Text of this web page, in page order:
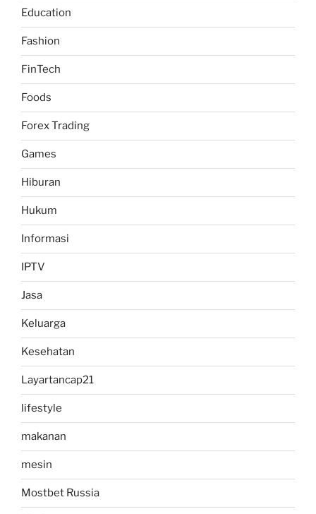
Education
Fashion
FinTech
Foods
Forex Trading
Games
Hiburan
Hukum
Informasi
IPTV
Jasa
Keluarga
Kesehatan
Layartancap21
lifestyle
makanan
mesin
Mostbet Russia